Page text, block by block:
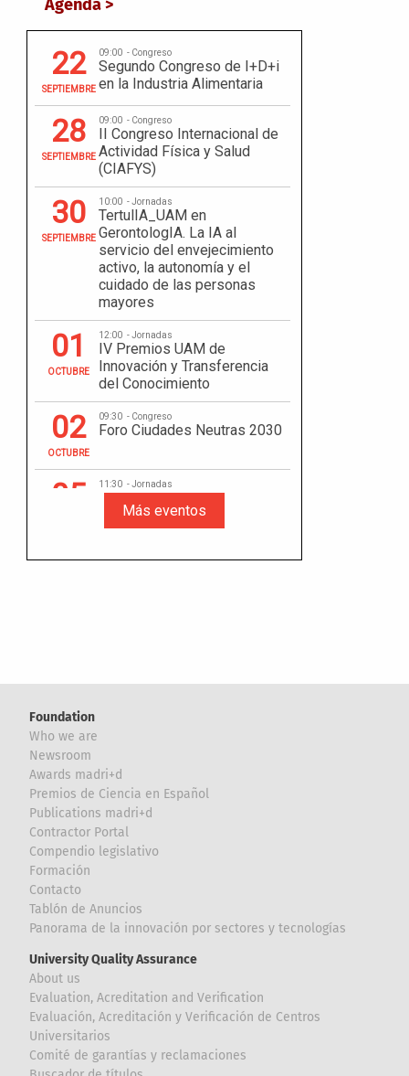
Agenda >
Foundation
Who we are
Newsroom
Awards madri+d
Premios de Ciencia en Español
Publications madri+d
Contractor Portal
Compendio legislativo
Formación
Contacto
Tablón de Anuncios
Panorama de la innovación por sectores y tecnologías
University Quality Assurance
About us
Evaluation, Acreditation and Verification
Evaluación, Acreditación y Verificación de Centros
Universitarios
Comité de garantías y reclamaciones